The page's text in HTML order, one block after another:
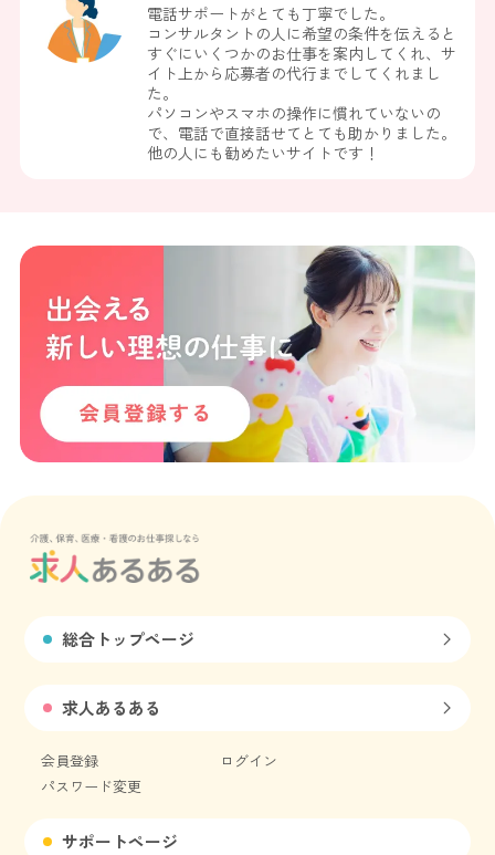
電話サポートがとても丁寧でした。
コンサルタントの人に希望の条件を伝えると
すぐにいくつかのお仕事を案内してくれ、サ
イト上から応募者の代行までしてくれまし
た。
パソコンやスマホの操作に慣れていないの
で、電話で直接話せてとても助かりました。
他の人にも勧めたいサイトです！
総合トップページ
求人あるある
会員登録
ログイン
パスワード変更
サポートページ